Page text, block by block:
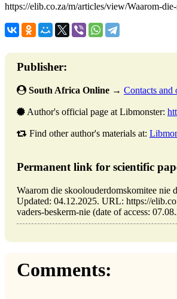
https://elib.co.za/m/articles/view/Waarom-
Publisher:
South Africa Online → Contacts and
Author's official page at Libmonster:
Find other author's materials at:
Permanent link for scientific
Waarom die skoolouderdomskomitee
Updated: 04.12.2025. URL: https://
vaders-beskerm-nie (date of access:
Comments: